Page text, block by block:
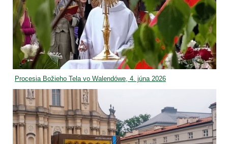
Procesia Božieho Tela vo Walendówe, 4. júna 2026